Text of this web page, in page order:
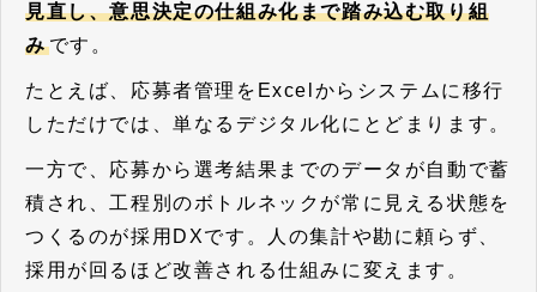
見直し、意思決定の仕組み化まで踏み込む取り組
みです。
たとえば、応募者管理をExcelからシステムに移行
しただけでは、単なるデジタル化にとどまります。
一方で、応募から選考結果までのデータが自動で蓄
積され、工程別のボトルネックが常に見える状態を
つくるのが採用DXです。人の集計や勘に頼らず、
採用が回るほど改善される仕組みに変えます。